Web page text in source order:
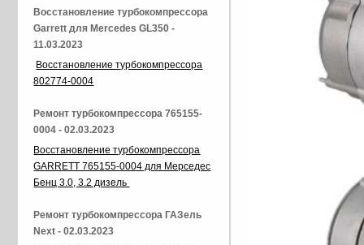
Восстановление турбокомпрессора
Garrett для Mercedes GL350 -
11.03.2023
Восстановление турбокомпрессора
802774-0004
Ремонт турбокомпрессора 765155-
0004 - 02.03.2023
Восстановление турбокомпрессора
GARRETT 765155-0004 для Мерседес
Бенц 3.0, 3.2 дизель
Ремонт турбокомпрессора ГАЗель
Next - 02.03.2023